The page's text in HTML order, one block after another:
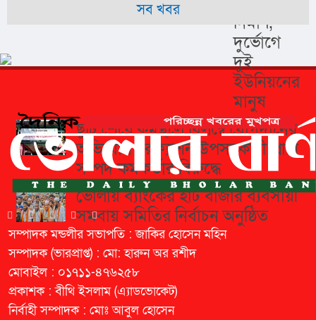
নির্মাণ,
দুর্ভোগে
দুই
ইউনিয়নের
মানুষ
ছুটি শেষে কর্মস্থলে বিলম্বে যোগদানের
অভিযোগ চরফ্যাশন উপসহকারী প্রাণি
সম্পদ কর্মকর্তার বিরুদ্ধে
ভোলায় ব্যাংকের হাট বাজার ব্যবসায়ী
সমবায় সমিতির নির্বাচন অনুষ্ঠিত
সব খবর
সম্পাদক মন্ডলীর সভাপতি : জাকির হোসেন মহিন
সম্পাদক (ভারপ্রাপ্ত) : মো: হারুন অর রশীদ
মোবাইল : ০১৭১১-৪৭৬২৫৮
প্রকাশক : বীথি ইসলাম (এ্যাডভোকেট)
নির্বাহী সম্পাদক : মোঃ আবুল হোসেন